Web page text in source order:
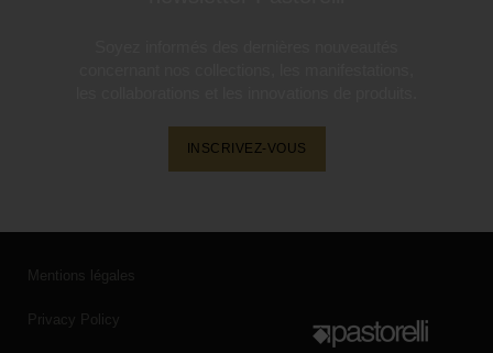
INSCRIVEZ-VOUS
Mentions légales
Privacy Policy